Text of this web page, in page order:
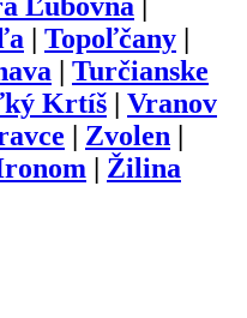
Ľubovňa
Topoľčany
Turčianske
Krtíš
Vranov
Zvolen
Žilina